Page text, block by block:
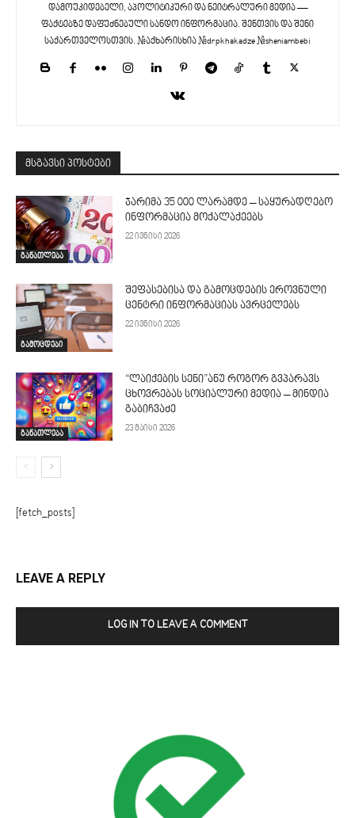
დამოუკიდებელი, აპოლიტიკური და ნეიტრალური მედია —
ფაქტებზე დაფუძნებული სანდო ინფორმაცია. შენთვის და შენი
საქართველოსთვის. #აქხარისხია #drpkhakadze #sheniambebi
მსგავსი პოსტები
განათლება
ჯარიმა 35 000 ლარამდე – საყურადღებო
ინფორმაცია მოქალაქეებს
22 ივნისი 2026
გამოცდები
შეფასებისა და გამოცდების ეროვნული
ცენტრი ინფორმაციას ავრცელებს
22 ივნისი 2026
განათლება
“ლაიქების სენი”ანუ როგორ გვპარავს
ცხოვრებას სოციალური მედია – მინდია
გაბიჩვაძე
23 მაისი 2026
[fetch_posts]
LEAVE A REPLY
LOG IN TO LEAVE A COMMENT